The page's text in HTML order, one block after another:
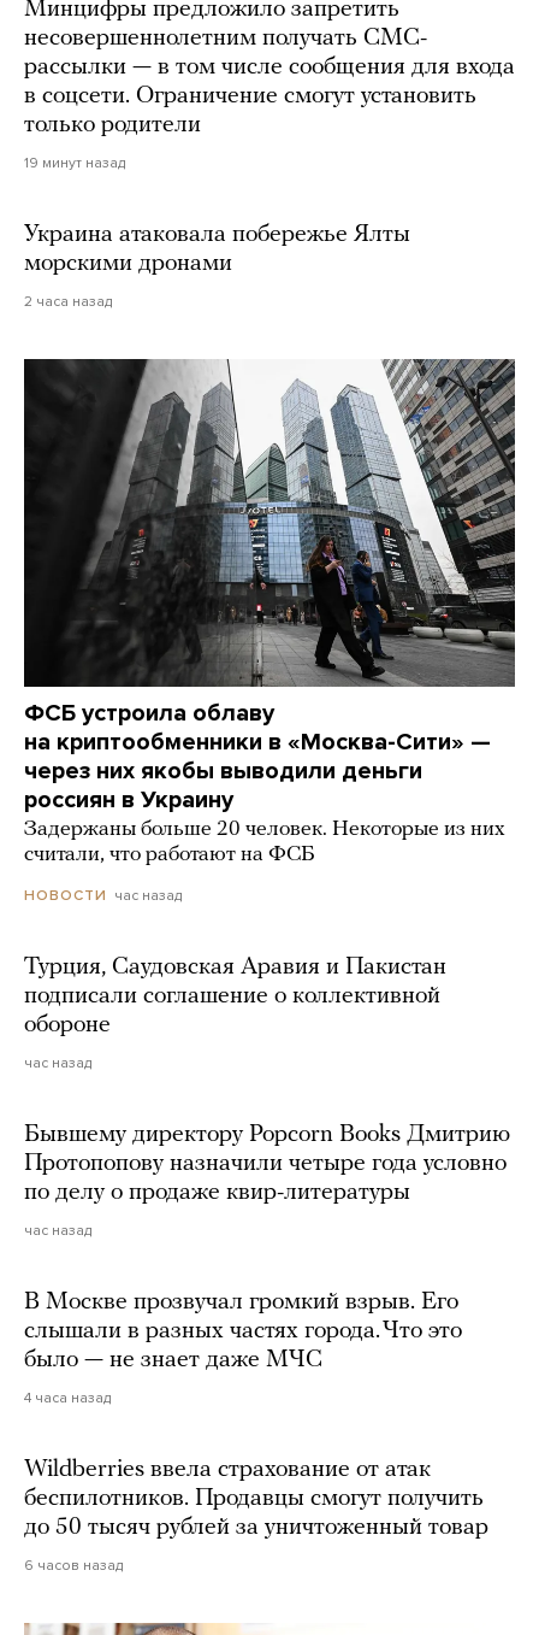
Минцифры предложило запретить
несовершеннолетним получать СМС-
рассылки — в том числе сообщения для входа
в соцсети. Ограничение смогут установить
только родители
19 минут назад
Украина атаковала побережье Ялты
морскими дронами
2 часа назад
ФСБ устроила облаву
на криптообменники в «Москва-Сити» —
через них якобы выводили деньги
россиян в Украину
Задержаны больше 20 человек. Некоторые из них
считали, что работают на ФСБ
НОВОСТИ час назад
Турция, Саудовская Аравия и Пакистан
подписали соглашение о коллективной
обороне
час назад
Бывшему директору Popcorn Books Дмитрию
Протопопову назначили четыре года условно
по делу о продаже квир-литературы
час назад
В Москве прозвучал громкий взрыв. Его
слышали в разных частях города. Что это
было — не знает даже МЧС
4 часа назад
Wildberries ввела страхование от атак
беспилотников. Продавцы смогут получить
до 50 тысяч рублей за уничтоженный товар
6 часов назад